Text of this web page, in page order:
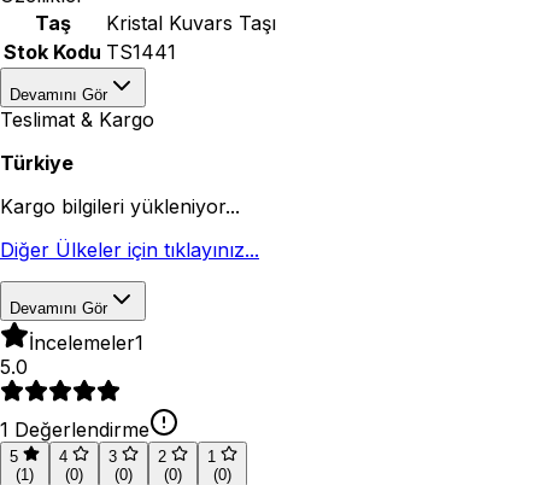
Taş
Kristal Kuvars Taşı
Stok Kodu TS1441
Devamını Gör
Teslimat & Kargo
Türkiye
Kargo bilgileri yükleniyor...
Diğer Ülkeler için tıklayınız...
Devamını Gör
İncelemeler1
5.0
1 Değerlendirme
5
(1)
4
(0)
3
(0)
2
(0)
1
(0)